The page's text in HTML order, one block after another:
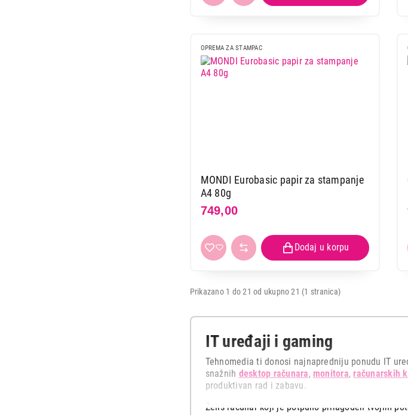
OPREMA ZA STAMPAC
MONDI Eurobasic papir za stampanje
A4 80g
749,00
Prikazano 1 do 21 od ukupno 21 (1 stranica)
IT uređaji i gaming
Tehnomedia ti donosi najnapredniju ponudu IT
snažnih desktop računara, monitora, računarskih
produktivan rad i zabavu.
Želiš računar koji je potpuno prilagođen tvojim